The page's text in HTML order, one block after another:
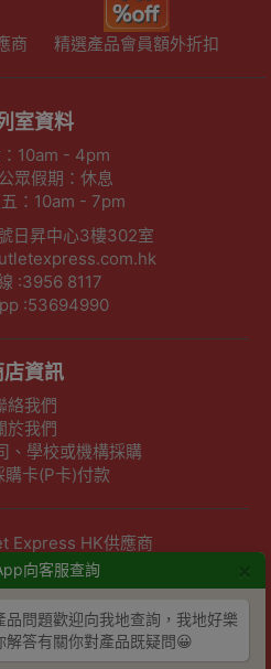
向客服查詢
品問題歡迎向我地查詢，我地好樂
解答有關你對產品既疑問😀
商 精選產品會員額外折扣
室資料
10am - 4pm
眾假期：休息
：10am - 7pm
日昇中心3樓302室
:3956 8117
:53694990
店資訊
絡我們
於我們
、學校或機構採購
購卡(P卡)付款
Express HK供應商
資訊
單須知